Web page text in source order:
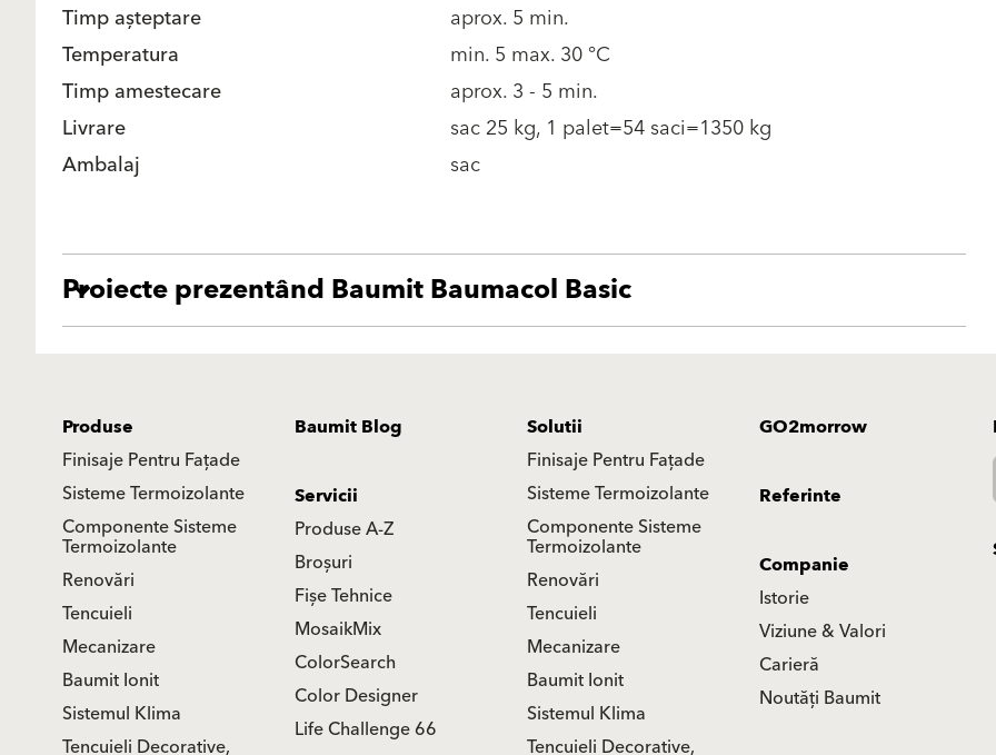
Timp așteptare
aprox. 5 min.
Temperatura
min. 5 max. 30 °C
Timp amestecare
aprox. 3 - 5 min.
Livrare
sac 25 kg, 1 palet=54 saci=1350 kg
Ambalaj
sac
Proiecte prezentând Baumit Baumacol Basic
Produse
Finisaje Pentru Fațade
Sisteme Termoizolante
Componente Sisteme
Termoizolante
Renovări
Tencuieli
Mecanizare
Baumit Ionit
Sistemul Klima
Tencuieli Decorative,
Baumit Blog
Solutii
Finisaje Pentru Fațade
Sisteme Termoizolante
Componente Sisteme
Termoizolante
Renovări
Tencuieli
Mecanizare
Baumit Ionit
Sistemul Klima
Tencuieli Decorative,
GO2morrow
Servicii
Produse A-Z
Broșuri
Fișe Tehnice
MosaikMix
ColorSearch
Color Designer
Life Challenge 66
Referinte
Companie
Istorie
Viziune & Valori
Carieră
Noutăți Baumit